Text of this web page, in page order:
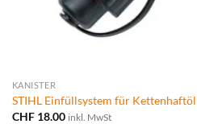
KANISTER
STIHL Einfüllsystem für Kettenhaftöl
CHF18.00 inkl. MwSt